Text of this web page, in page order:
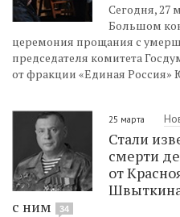
Сегодня, 27
Большом
церемония прощания с
председателя комитета
от фракции «Единая
25 марта
Стали
смерти
от
с ним
34